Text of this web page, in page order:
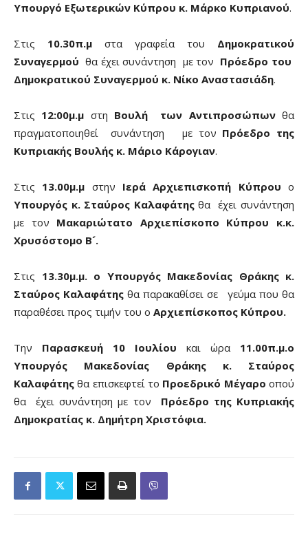
Υπουργό Εξωτερικών Κύπρου κ. Μάρκο Κυπριανού.
Στις 10.30π.μ στα γραφεία του Δημοκρατικού
Συναγερμούθα έχει συνάντηση με τον Πρόεδρο του
Δημοκρατικού Συναγερμού κ. Νίκο Αναστασιάδη.
Στις 12:00μ.μ στη Βουλή των Αντιπροσώπωνθα
πραγματοποιηθεί συνάντηση με τον Πρόεδρο της
Κυπριακής Βουλής κ. Μάριο Κάρογιαν.
Στις 13.00μ.μ στην Ιερά Αρχιεπισκοπή Κύπρουο
Υπουργός κ. Σταύρος Καλαφάτηςθα έχει συνάντηση
με τον Μακαριώτατο Αρχιεπίσκοπο Κύπρου κ.κ.
Χρυσόστομο Β´.
Στις 13.30μ.μ. o Υπουργός Μακεδονίας Θράκης κ.
Σταύρος Καλαφάτης θα παρακαθίσει σε γεύμα που θα
παραθέσει προς τιμήν του ο Αρχιεπίσκοπος Κύπρου.
Την Παρασκευή 10 Ιουλίου και ώρα 11.00π.μ.ο
Υπουργός Μακεδονίας Θράκης κ. Σταύρος
Καλαφάτηςθα επισκεφτεί το Προεδρικό Μέγαροοπού
θα έχει συνάντηση με τον Πρόεδρο της Κυπριακής
Δημοκρατίας κ. Δημήτρη Χριστόφια.